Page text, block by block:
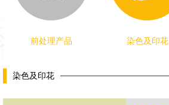
前处理产品 染色及印花
染色及印花